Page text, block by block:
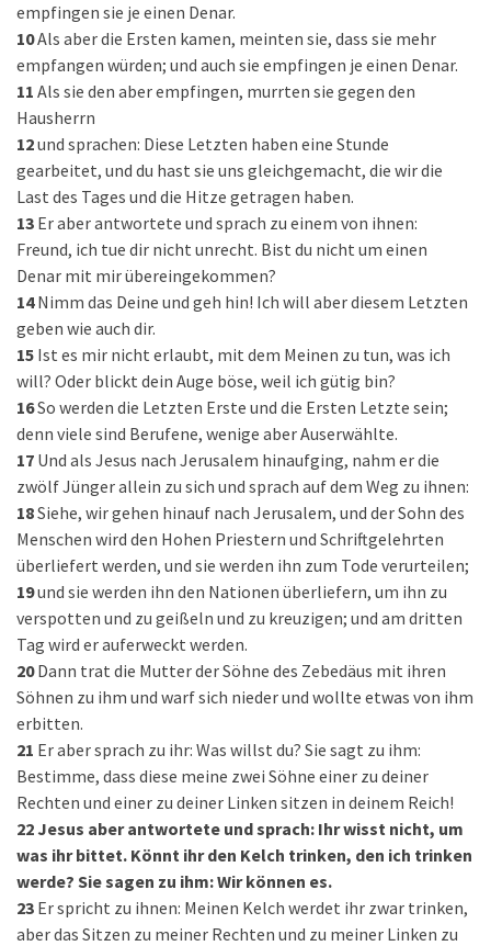
empfingen sie je einen Denar.
10Als aber die Ersten kamen, meinten sie, dass sie mehr
empfangen würden; und auch sie empfingen je einen Denar.
11 Als sie den aber empfingen, murrten sie gegen den
Hausherrn
12und sprachen: Diese Letzten haben eine Stunde
gearbeitet, und du hast sie uns gleichgemacht, die wir die
Last des Tages und die Hitze getragen haben.
13 Er aber antwortete und sprach zu einem von ihnen:
Freund, ich tue dir nicht unrecht. Bist du nicht um einen
Denar mit mir übereingekommen?
14 Nimm das Deine und geh hin! Ich will aber diesem Letzten
geben wie auch dir.
15 Ist es mir nicht erlaubt, mit dem Meinen zu tun, was ich
will? Oder blickt dein Auge böse, weil ich gütig bin?
16So werden die Letzten Erste und die Ersten Letzte sein;
denn viele sind Berufene, wenige aber Auserwählte.
17 Und als Jesus nach Jerusalem hinaufging, nahm er die
zwölf Jünger allein zu sich und sprach auf dem Weg zu ihnen:
18Siehe, wir gehen hinauf nach Jerusalem, und der Sohn des
Menschen wird den Hohen Priestern und Schriftgelehrten
überliefert werden, und sie werden ihn zum Tode verurteilen;
19und sie werden ihn den Nationen überliefern, um ihn zu
verspotten und zu geißeln und zu kreuzigen; und am dritten
Tag wird er auferweckt werden.
20 Dann trat die Mutter der Söhne des Zebedäus mit ihren
Söhnen zu ihm und warf sich nieder und wollte etwas von ihm
erbitten.
21 Er aber sprach zu ihr: Was willst du? Sie sagt zu ihm:
Bestimme, dass diese meine zwei Söhne einer zu deiner
Rechten und einer zu deiner Linken sitzen in deinem Reich!
22 Jesus aber antwortete und sprach: Ihr wisst nicht, um
was ihr bittet. Könnt ihr den Kelch trinken, den ich trinken
werde? Sie sagen zu ihm: Wir können es.
23 Er spricht zu ihnen: Meinen Kelch werdet ihr zwar trinken,
aber das Sitzen zu meiner Rechten und zu meiner Linken zu